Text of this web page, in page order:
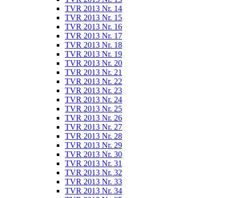
TVR 2013 Nr. 14
TVR 2013 Nr. 15
TVR 2013 Nr. 16
TVR 2013 Nr. 17
TVR 2013 Nr. 18
TVR 2013 Nr. 19
TVR 2013 Nr. 20
TVR 2013 Nr. 21
TVR 2013 Nr. 22
TVR 2013 Nr. 23
TVR 2013 Nr. 24
TVR 2013 Nr. 25
TVR 2013 Nr. 26
TVR 2013 Nr. 27
TVR 2013 Nr. 28
TVR 2013 Nr. 29
TVR 2013 Nr. 30
TVR 2013 Nr. 31
TVR 2013 Nr. 32
TVR 2013 Nr. 33
TVR 2013 Nr. 34